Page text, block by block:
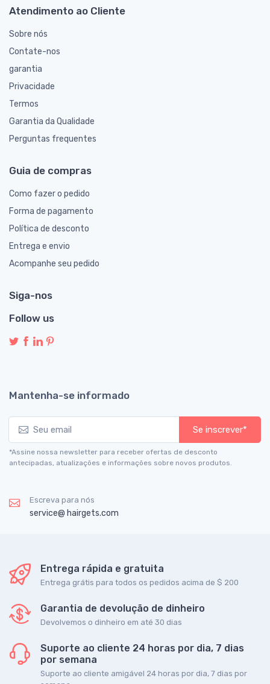
Atendimento ao Cliente
Sobre nós
Contate-nos
garantia
Privacidade
Termos
Garantia da Qualidade
Perguntas frequentes
Guia de compras
Como fazer o pedido
Forma de pagamento
Política de desconto
Entrega e envio
Acompanhe seu pedido
Siga-nos
Follow us
Mantenha-se informado
Se inscrever*
*Assine nossa newsletter para receber ofertas de desconto
antecipadas, atualizações e informações sobre novos produtos.
Escreva para nós
service@ hairgets.com
Entrega rápida e gratuita
Entrega grátis para todos os pedidos acima de $ 200
Garantia de devolução de dinheiro
Devolvemos o dinheiro em até 30 dias
Suporte ao cliente 24 horas por dia, 7 dias
por semana
Suporte ao cliente amigável 24 horas por dia, 7 dias por